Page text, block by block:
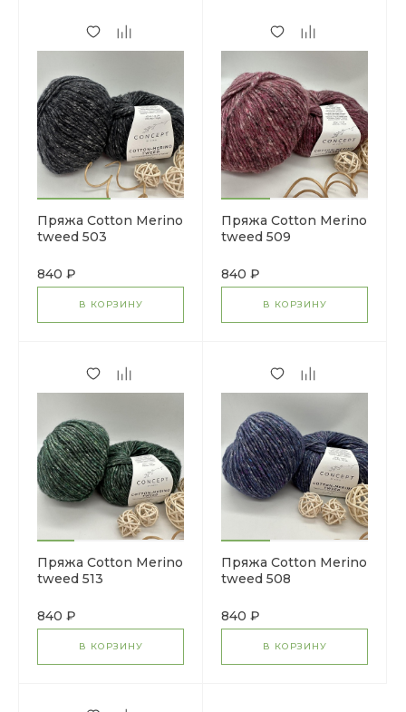
Пряжа Cotton Merino
tweed 503
840 ₽
В КОРЗИНУ
Пряжа Cotton Merino
tweed 509
840 ₽
В КОРЗИНУ
Пряжа Cotton Merino
tweed 513
840 ₽
В КОРЗИНУ
Пряжа Cotton Merino
tweed 508
840 ₽
В КОРЗИНУ